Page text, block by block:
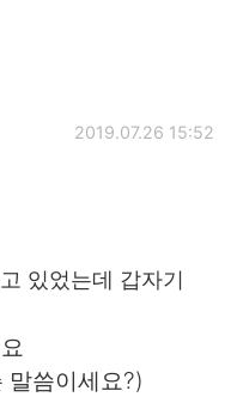
2019.07.26 15:52
있었는데 갑자기
씀이세요?)